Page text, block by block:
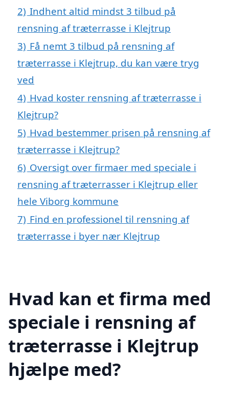
2) Indhent altid mindst 3 tilbud på
rensning af træterrasse i Klejtrup
3) Få nemt 3 tilbud på rensning af
træterrasse i Klejtrup, du kan være tryg
ved
4) Hvad koster rensning af træterrasse i
Klejtrup?
5) Hvad bestemmer prisen på rensning af
træterrasse i Klejtrup?
6) Oversigt over firmaer med speciale i
rensning af træterrasser i Klejtrup eller
hele Viborg kommune
7) Find en professionel til rensning af
træterrasse i byer nær Klejtrup
Hvad kan et firma med
speciale i rensning af
træterrasse i Klejtrup
hjælpe med?